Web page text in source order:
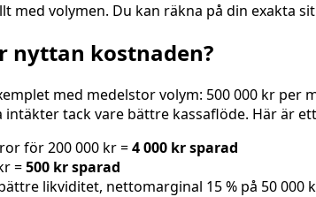
med volymen. Du kan räkna på din exakta
nyttan kostnaden?
med medelstor volym: 500 000 kr
tack vare bättre kassaflöde. Här är
för 200 000 kr =4 000 kr sparad
=500 kr sparad
likviditet, nettomarginal 15 % på 50 000